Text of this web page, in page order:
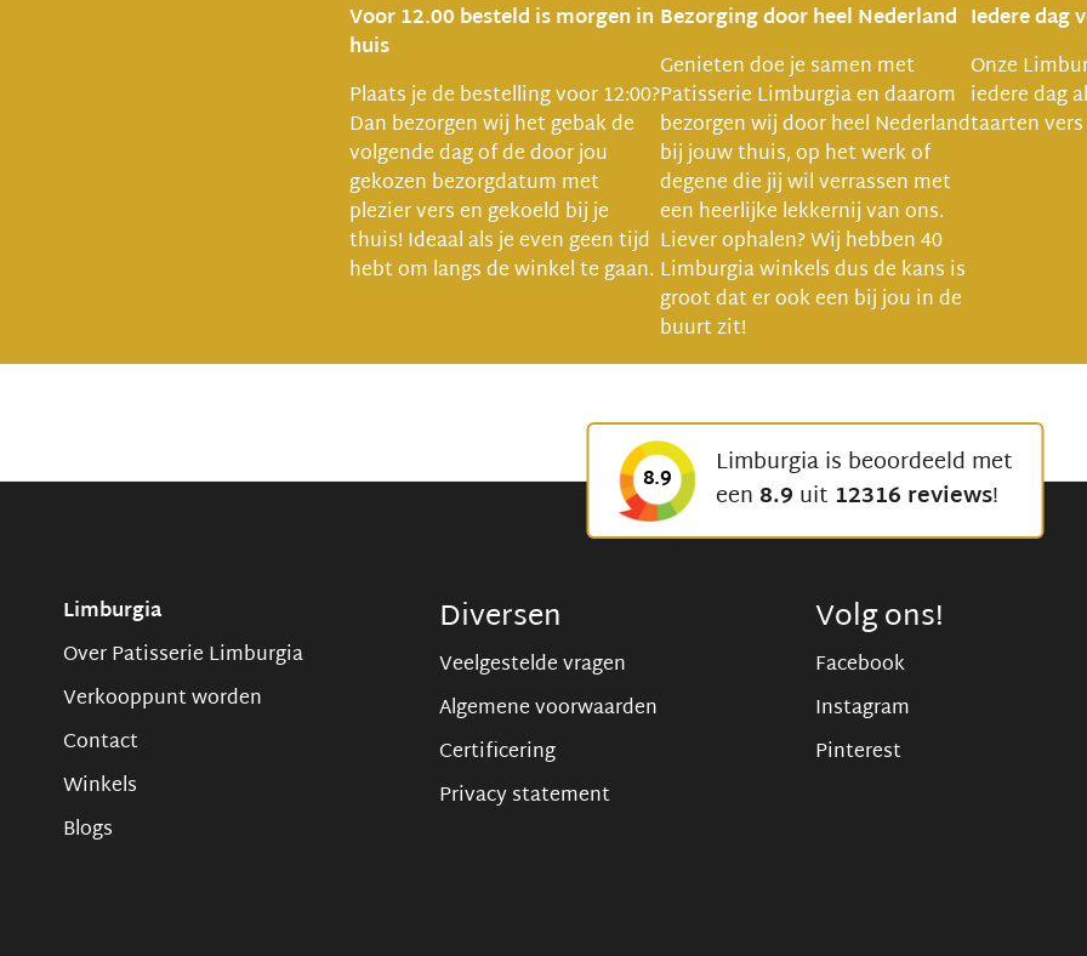
Voor 12.00 besteld is morgen in
huis
Plaats je de bestelling voor 12:00?
Dan bezorgen wij het gebak de
volgende dag of de door jou
gekozen bezorgdatum met
plezier vers en gekoeld bij je
thuis! Ideaal als je even geen tijd
hebt om langs de winkel te gaan.
Bezorging door heel Nederland
Genieten doe je samen met
Patisserie Limburgia en daarom
bezorgen wij door heel Nederland
bij jouw thuis, op het werk of
degene die jij wil verrassen met
een heerlijke lekkernij van ons.
Liever ophalen? Wij hebben 40
Limburgia winkels dus de kans is
groot dat er ook een bij jou in de
buurt zit!
Iedere dag
Onze
iedere dag
taarten
8.9
Limburgia is beoordeeld met
een 8.9 uit 12316 reviews!
Limburgia
Over Patisserie Limburgia
Verkooppunt worden
Contact
Winkels
Blogs
Diversen
Veelgestelde vragen
Algemene voorwaarden
Certificering
Privacy statement
Volg ons!
Facebook
Instagram
Pinterest